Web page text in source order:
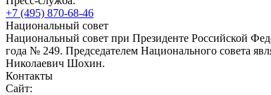
+7 (495) 870-68-46
Национальный совет
Национальный совет при Президенте Российской
года № 249. Председателем Национального совета
Николаевич Шохин.
Контакты
Сайт: